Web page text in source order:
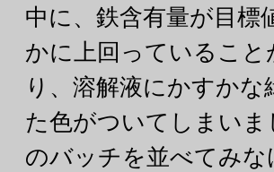
中に、鉄含有量が目標
かに上回っていること
り、溶解液にかすかな
た色がついてしまいま
のバッチを並べてみな